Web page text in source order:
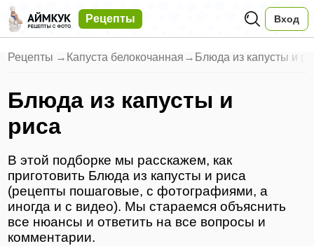
Рецепты Вход
Рецепты → Капуста белокочанная → Блюда из капусты и
Блюда из капусты и
риса
В этой подборке мы расскажем, как
приготовить Блюда из капусты и риса
(рецепты пошаговые, с фотографиями, а
иногда и с видео). Мы стараемся объяснить
все нюансы и ответить на все вопросы и
комментарии.